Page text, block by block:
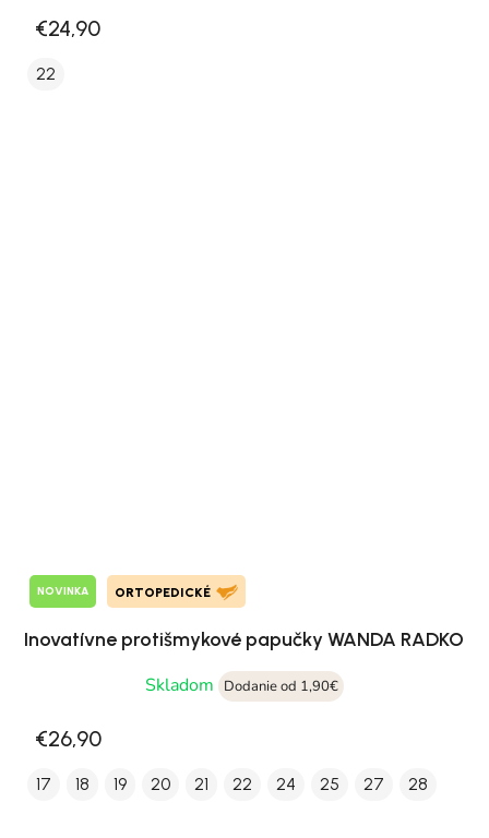
€24,90
22
NOVINKA ORTOPEDICKÉ
Inovatívne protišmykové papučky WANDA RADKO
Skladom
Dodanie od 1,90€
€26,90
17 18 19 20 21 22 24 25 27 28